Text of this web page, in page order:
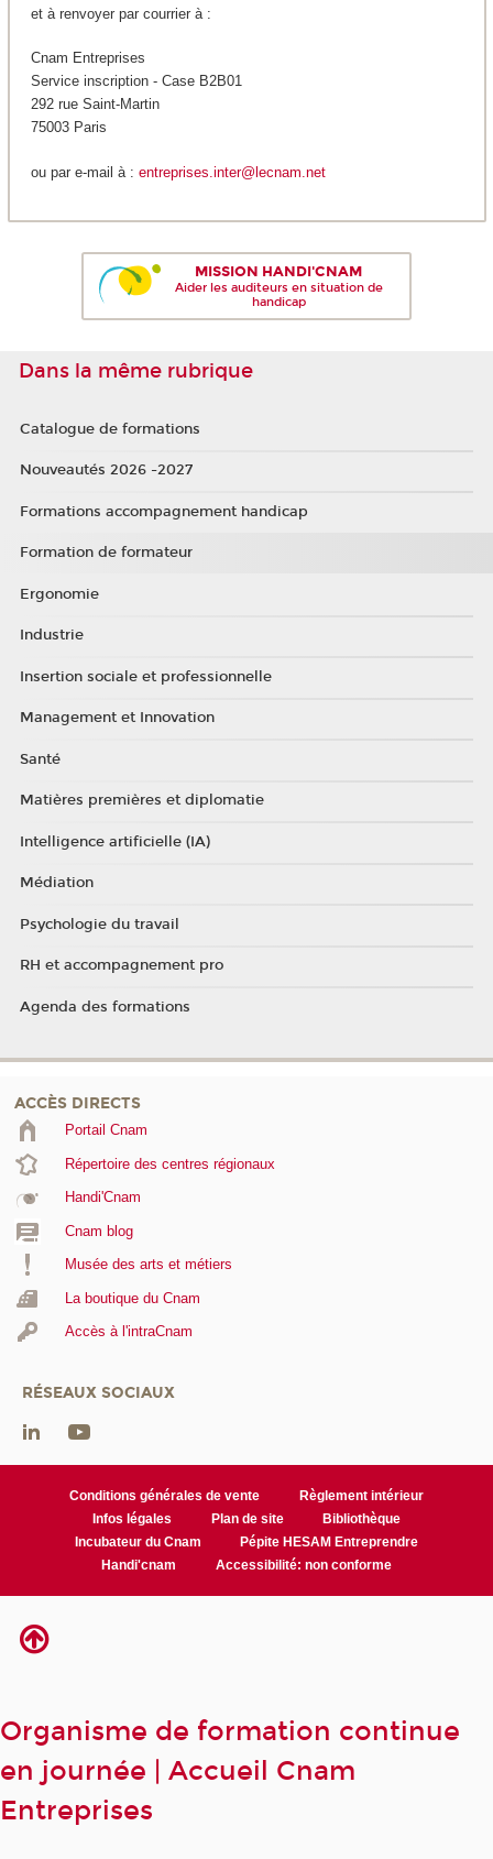
et à renvoyer par courrier à :
Cnam Entreprises
Service inscription - Case B2B01
292 rue Saint-Martin
75003 Paris
ou par e-mail à : entreprises.inter@lecnam.net
MISSION HANDI'CNAM
Aider les auditeurs en situation de
handicap
Dans la même rubrique
Catalogue de formations
Nouveautés 2026 -2027
Formations accompagnement handicap
Formation de formateur
Ergonomie
Industrie
Insertion sociale et professionnelle
Management et Innovation
Santé
Matières premières et diplomatie
Intelligence artificielle (IA)
Médiation
Psychologie du travail
RH et accompagnement pro
Agenda des formations
ACCÈS DIRECTS
Portail Cnam
Répertoire des centres régionaux
Handi'Cnam
Cnam blog
Musée des arts et métiers
La boutique du Cnam
Accès à l'intraCnam
RÉSEAUX SOCIAUX
Conditions générales de vente
Règlement intérieur
Infos légales
Plan de site
Bibliothèque
Incubateur du Cnam
Pépite HESAM Entreprendre
Handi'cnam
Accessibilité: non conforme
Organisme de formation continue
en journée | Accueil Cnam
Entreprises